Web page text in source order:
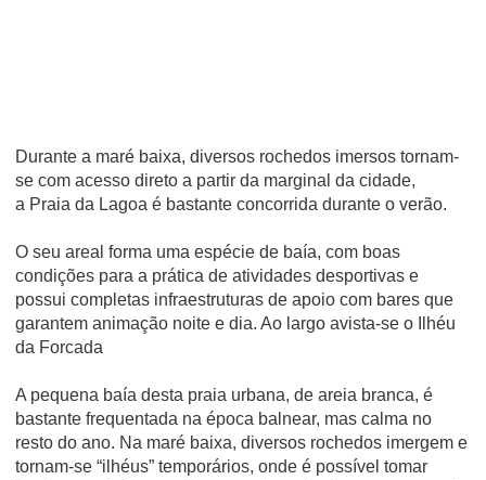
Durante a maré baixa, diversos rochedos imersos tornam-
se com acesso direto a partir da marginal da cidade,
a Praia da Lagoa é bastante concorrida durante o verão.
O seu areal forma uma espécie de baía, com boas
condições para a prática de atividades desportivas e
possui completas infraestruturas de apoio com bares que
garantem animação noite e dia. Ao largo avista-se o Ilhéu
da Forcada
A pequena baía desta praia urbana, de areia branca, é
bastante frequentada na época balnear, mas calma no
resto do ano. Na maré baixa, diversos rochedos imergem e
tornam-se “ilhéus” temporários, onde é possível tomar